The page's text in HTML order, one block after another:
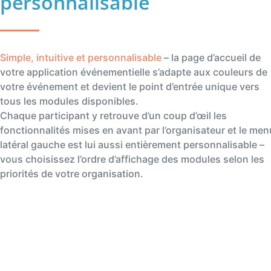
Simple, intuitive et personnalisable – la page d’accueil de
votre application événementielle s’adapte aux couleurs de
votre événement et devient le point d’entrée unique vers
tous les modules disponibles.
Chaque participant y retrouve d’un coup d’œil les
fonctionnalités mises en avant par l’organisateur et le
latéral gauche est lui aussi entièrement personnalisable –
vous choisissez l’ordre d’affichage des modules selon les
priorités de votre organisation.